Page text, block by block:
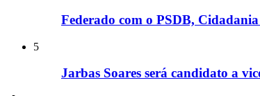
Federado com o PSDB,
5
Jarbas Soares será candidato a